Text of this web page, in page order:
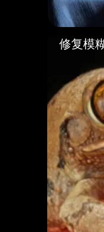
修复模